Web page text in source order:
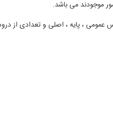
موجودند می باشد.
عمومی ، پایه ، اصلی و تعدادی